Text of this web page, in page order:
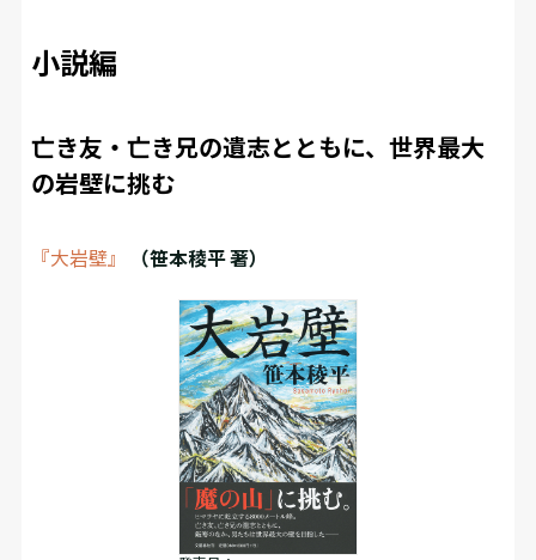
小説編
亡き友・亡き兄の遺志とともに、世界最大
の岩壁に挑む
『大岩壁』 （笹本稜平 著）